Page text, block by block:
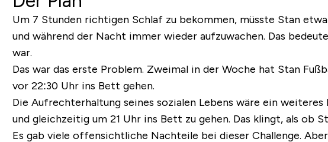
Um 7 Stunden richtigen Schlaf zu bekommen, müsste Stan
und während der Nacht immer wieder aufzuwachen. Das
war.
Das war das erste Problem. Zweimal in der Woche hat Stan
vor 22:30 Uhr ins Bett gehen.
Die Aufrechterhaltung seines sozialen Lebens wäre ein
und gleichzeitig um 21 Uhr ins Bett zu gehen. Das klingt, als ob
Es gab viele offensichtliche Nachteile bei dieser Challenge.